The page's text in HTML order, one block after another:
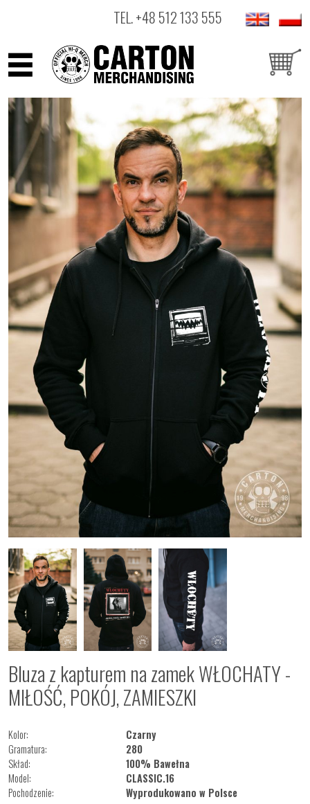
TEL.+48 512 133 555
ARTYŚCI
PRODUKTY
OUTLET
Bluza z kapturem na zamek WŁOCHATY -
MIŁOŚĆ, POKÓJ, ZAMIESZKI
Kolor:
Czarny
Gramatura:
280
Skład:
100% Bawełna
Model:
CLASSIC.16
Pochodzenie:
Wyprodukowano w Polsce